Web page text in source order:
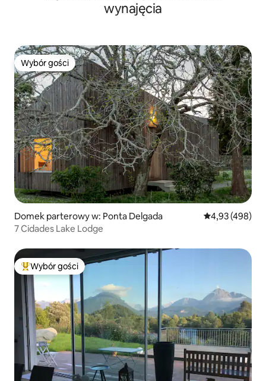
wynajęcia
Wybór gości
Wybór gości
Domek parterowy w: Ponta Delgada Średnia
4,93 (498)
7 Cidades Lake Lodge
Najpopularniejsze z kategorii Wybór gości
Wybór gości